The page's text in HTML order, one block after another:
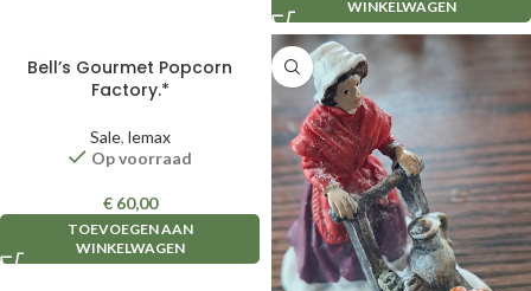
WINKELWAGEN
Bell’s Gourmet Popcorn
Factory.*
Sale, lemax
Op voorraad
€60,00
TOEVOEGEN AAN
WINKELWAGEN